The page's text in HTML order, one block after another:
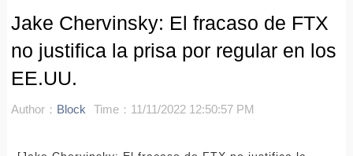
Jake Chervinsky: El fracaso de FTX
no justifica la prisa por regular en los
EE.UU.
Author： Block Time：11/11/2022 12:50:57 PM